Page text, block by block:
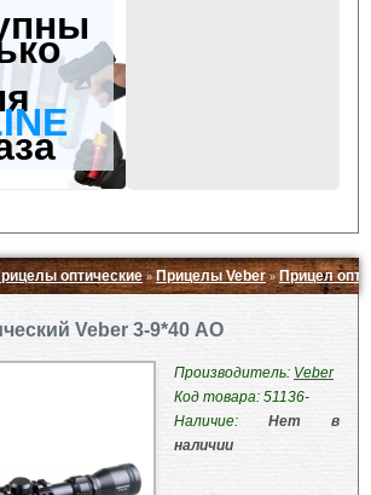
оптические» Прицелы Veber»Прицел
Veber 3-9*40 АО
Производитель: Veber
Код товара: 51136-
Наличие: Нет в
наличии